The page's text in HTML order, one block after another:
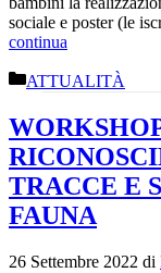
sociale e poster (le
continua
Categorie
ATTUALITÀ
TRACCE E
FAUNA
26 Settembre 2022 di